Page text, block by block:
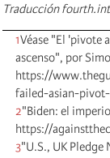
Traducción
1Véase "El 'pivote
ascenso", por
https://
failed-asian-
2"Biden: el
https://
3"U.S., UK